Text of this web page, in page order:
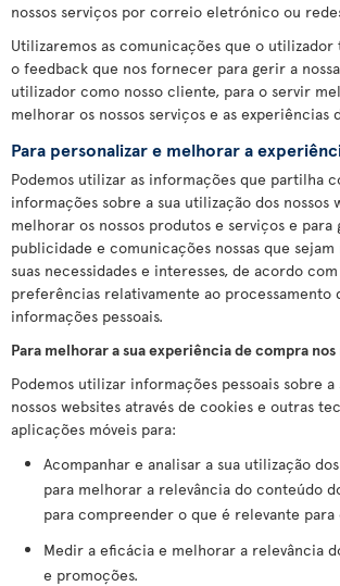
nossos serviços por correio eletrónico ou
Utilizaremos as comunicações que o
o feedback que nos fornecer para gerir a
utilizador como nosso cliente, para o servir
melhorar os nossos serviços e as experiências
Para personalizar e melhorar a
Podemos utilizar as informações que partilha
informações sobre a sua utilização dos nossos
melhorar os nossos produtos e serviços e
publicidade e comunicações nossas que sejam
suas necessidades e interesses, de acordo com
preferências relativamente ao processamento
informações pessoais.
Para melhorar a sua experiência de compra nos
Podemos utilizar informações pessoais sobre
nossos websites através de cookies e outras
aplicações móveis para:
Acompanhar e analisar a sua utilização
para melhorar a relevância do conteúdo
para compreender o que é relevante para
Medir a eficácia e melhorar a relevância
e promoções.